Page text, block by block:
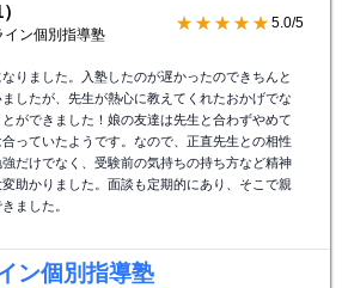
イン個別指導塾
★★★★★ 5.0/5
りました。入塾したのが遅かったのできちんと
したが、先生が熱心に教えてくれたおかげでな
ができました！娘の友達は先生と合わずやめて
っていたようです。なので、正直先生との相性
だけでなく、受験前の気持ちの持ち方など精神
助かりました。面談も定期的にあり、そこで親
ました。
ン個別指導塾